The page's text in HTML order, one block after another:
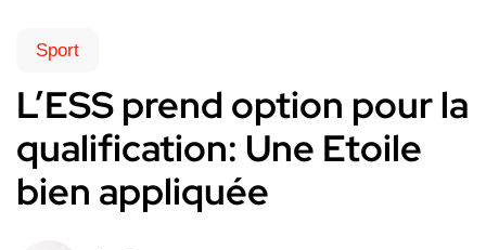
Sport
L’ESS prend option pour la
qualification: Une Etoile
bien appliquée